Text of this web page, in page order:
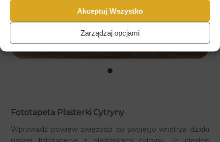
Akceptuj Wszystko
Zarządzaj opcjami
Fototapeta Plasterki Cytryny
Wprowadź powiew świeżości do swojego wnętrza dzięki